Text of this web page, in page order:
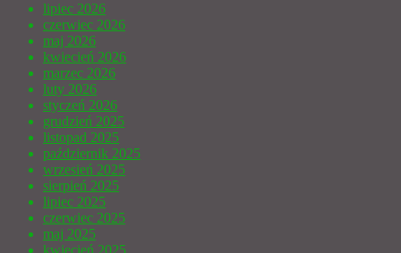
lipiec 2026
czerwiec 2026
maj 2026
kwiecień 2026
marzec 2026
luty 2026
styczeń 2026
grudzień 2025
listopad 2025
październik 2025
wrzesień 2025
sierpień 2025
lipiec 2025
czerwiec 2025
maj 2025